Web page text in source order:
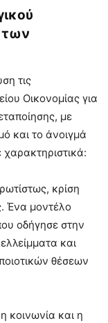
των
τις
Οικονομίας για
με
και το άνοιγμά
κρίση
Ένα μοντέλο
οδήγησε στην
και
θέσεων
κοινωνία και η